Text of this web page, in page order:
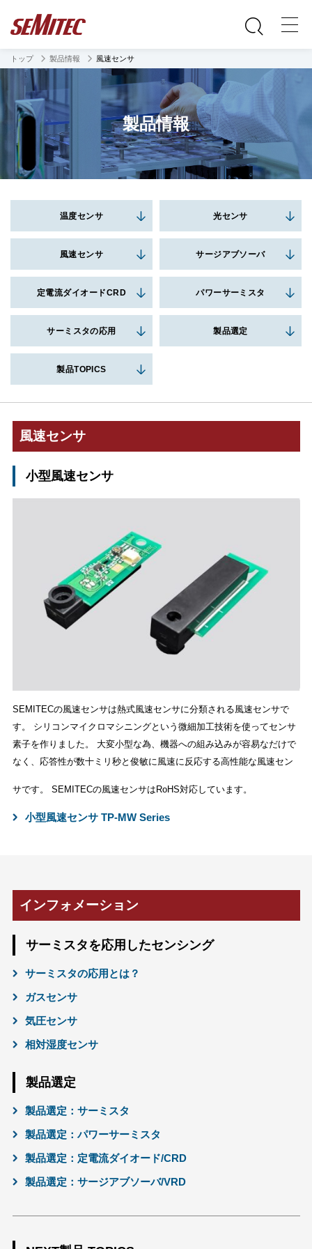
トップ 製品情報 風速センサ
製品情報
温度センサ 光センサ
風速センサ サージアブソーバ
定電流ダイオードCRD パワーサーミスタ
サーミスタの応用 製品選定
製品TOPICS
風速センサ
小型風速センサ
SEMITECの風速センサは熱式風速センサに分類される風速センサで
す。 シリコンマイクロマシニングという微細加工技術を使ってセンサ
素子を作りました。 大変小型な為、機器への組み込みが容易なだけで
なく、応答性が数十ミリ秒と俊敏に風速に反応する高性能な風速セン
サです。 SEMITECの風速センサはRoHS対応しています。
小型風速センサ TP-MW Series
インフォメーション
サーミスタを応用したセンシング
サーミスタの応用とは？
ガスセンサ
気圧センサ
相対湿度センサ
製品選定
製品選定：サーミスタ
製品選定：パワーサーミスタ
製品選定：定電流ダイオード/CRD
製品選定：サージアブソーバ/VRD